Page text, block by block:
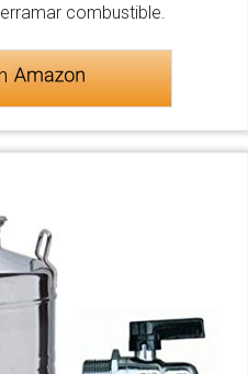
combustible.